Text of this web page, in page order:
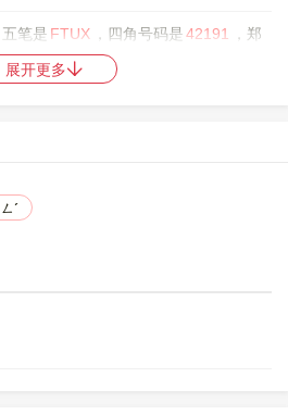
五笔是 FTUX ，四角号码是42191
，郑
码是无，。
A1 96。
展开更多
ˊ